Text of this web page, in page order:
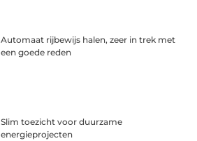
Automaat rijbewijs halen, zeer in trek met
een goede reden
Slim toezicht voor duurzame
energieprojecten